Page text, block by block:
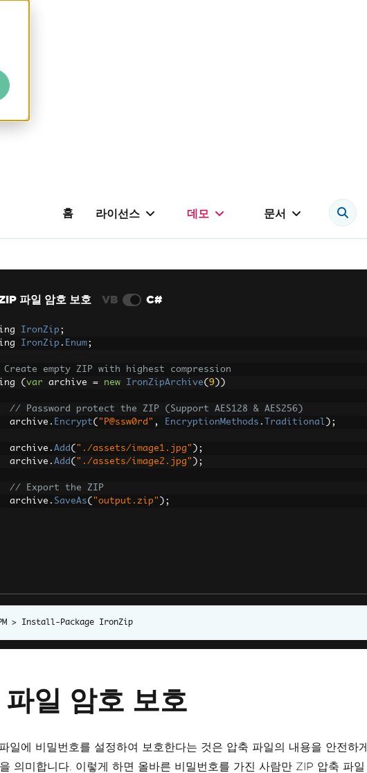
홈 라이선스 데모 문서
파일 암호 보호 VB C#
IronZip ;
IronZip . Enum;
empty ZIP with highest compression
( var archive = new IronZipArchive( 9 ))
// Password protect the ZIP (Support AES128 & AES256)
    archive
. Encrypt( "P@ssw0rd" , EncryptionMethods . Traditional );
    archive
. Add ( "./assets/image1.jpg" );
    archive
. Add ( "./assets/image2.jpg" );
// Export the ZIP
    archive
. SaveAs( "output.zip" );
Install-Package IronZip
일 암호 보호
일에 비밀번호를 설정하여 보호한다는 것은 압축 파일의 내용을 안전하게
의미합니다. 이렇게 하면 올바른 비밀번호를 가진 사람만 ZIP 압축 파일